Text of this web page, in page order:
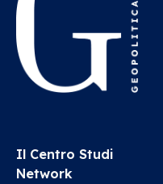
Il Centro Studi
Network